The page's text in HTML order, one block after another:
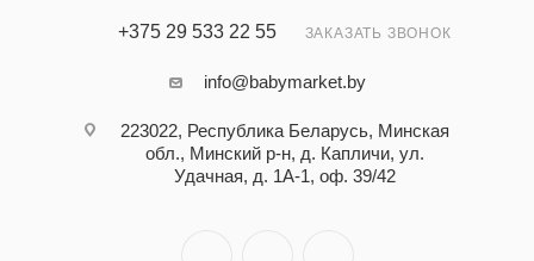
+375 29 533 22 55 ЗАКАЗАТЬ ЗВОНОК
info@babymarket.by
223022, Республика Беларусь, Минская
обл., Минский р-н, д. Капличи, ул.
Удачная, д. 1А-1, оф. 39/42